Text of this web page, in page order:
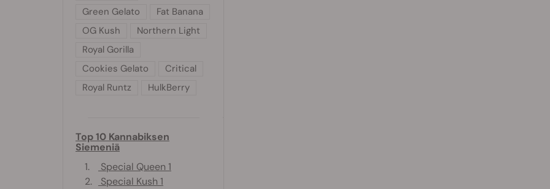
Green Gelato
Fat Banana
OG Kush
Northern Light
Royal Gorilla
Cookies Gelato
Critical
Royal Runtz
HulkBerry
Top 10 Kannabiksen
Siemeniä
1.
Special Queen 1
2.
Special Kush 1